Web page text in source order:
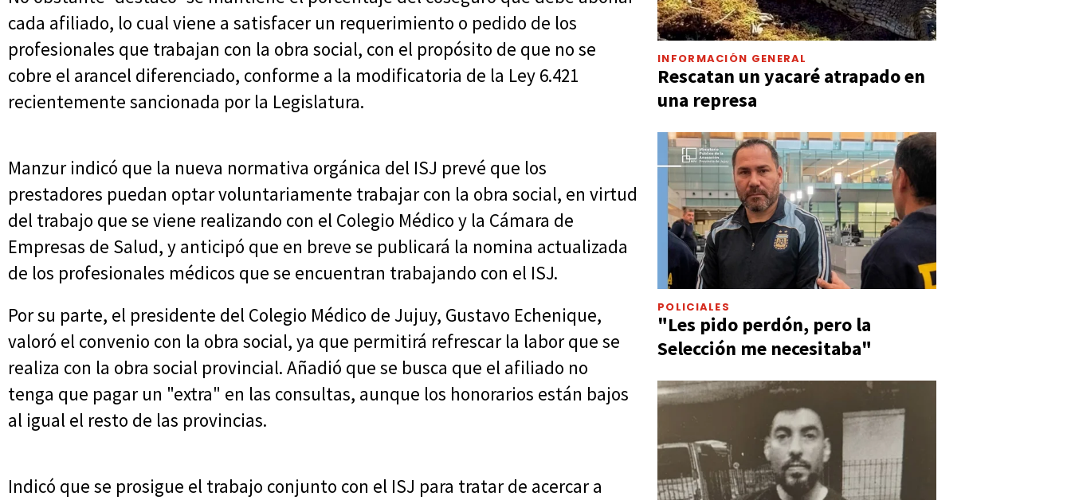
cada afiliado, lo cual viene a satisfacer un requerimiento o pedido de los
profesionales que trabajan con la obra social, con el propósito de que no se
cobre el arancel diferenciado, conforme a la modificatoria de la Ley 6.421
recientemente sancionada por la Legislatura.
Manzur indicó que la nueva normativa orgánica del ISJ prevé que los
prestadores puedan optar voluntariamente trabajar con la obra social, en virtud
del trabajo que se viene realizando con el Colegio Médico y la Cámara de
Empresas de Salud, y anticipó que en breve se publicará la nomina actualizada
de los profesionales médicos que se encuentran trabajando con el ISJ.
Por su parte, el presidente del Colegio Médico de Jujuy, Gustavo Echenique,
valoró el convenio con la obra social, ya que permitirá refrescar la labor que se
realiza con la obra social provincial. Añadió que se busca que el afiliado no
tenga que pagar un "extra" en las consultas, aunque los honorarios están bajos
al igual el resto de las provincias.
Indicó que se prosigue el trabajo conjunto con el ISJ para tratar de acercar a
INFORMACIÓN GENERAL
Rescatan un yacaré atrapado en
una represa
POLICIALES
"Les pido perdón, pero la
Selección me necesitaba"